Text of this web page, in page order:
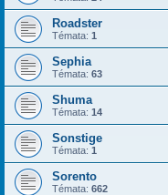
Roadster
Témata: 1
Sephia
Témata: 63
Shuma
Témata: 14
Sonstige
Témata: 1
Sorento
Témata: 662